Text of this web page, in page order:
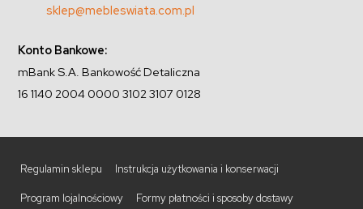
sklep@mebleswiata.com.pl
Konto Bankowe:
mBank S.A. Bankowość Detaliczna
16 1140 2004 0000 3102 3107 0128
Regulamin sklepu Instrukcja użytkowania i konserwacji
Program lojalnościowy Formy płatności i sposoby dostawy